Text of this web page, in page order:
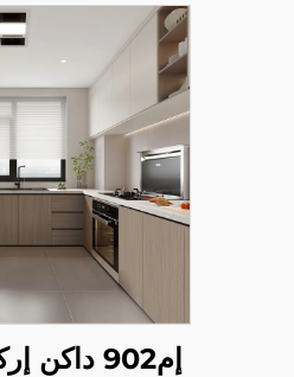
إم902 داكن إركوت التوت